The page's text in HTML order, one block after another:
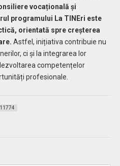
vocațională și
programului La TINEri este
orientată spre creșterea
Astfel, inițiativa contribuie nu
ci și la integrarea lor
competențelor
profesionale.
11774